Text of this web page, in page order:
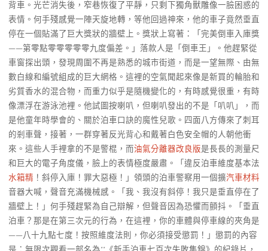
背車。光芒消失後，窄巷恢復了平靜，只剩下獨角獸雕像一臉困惑的
表情。何手殘感覺一陣天旋地轉，等他回過神來，他的車子竟然垂直
停在一個貼滿了巨大獎狀的牆壁上。獎狀上寫著：「完美倒車入庫獎
——第零點零零零零零九度偏差。」落款人是「倒車王」。他趕緊從
車窗探出頭，發現周圍不再是熟悉的城市街道，而是一望無際、由無
數白線和編號組成的巨大網格。這裡的空氣聞起來像是新買的輪胎和
劣質香水的混合物，而重力似乎是隨機變化的，有時感覺很重，有時
像漂浮在游泳池裡。他試圖按喇叭，但喇叭發出的不是「叭叭」，而
是他童年時學會的、關於泊車口訣的魔性兒歌。四面八方傳來了刺耳
的剎車聲，接著，一群穿著反光背心和戴著白色安全帽的人朝他衝
來。這些人手裡拿的不是警棍，而油氣分離器改良版是長長的測量尺
和巨大的電子角度儀，臉上的表情極度嚴肅。「違反泊車維度基本法
水箱精 ！斜停入庫！罪大惡極！」領頭的泊車警察用一個擴汽車材料
音器大喊，聲音充滿機械感。「我、我沒有斜停！我只是垂直停在了
牆壁上！」何手殘趕緊為自己辯解，但聲音因為恐懼而顫抖。「垂直
泊車？那是在第三次元的行為，在這裡，你的車體與停車線的夾角是
——八十九點七度！按照維度法則，你必須接受懲罰！」懲罰的內容